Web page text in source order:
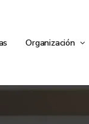
Organización